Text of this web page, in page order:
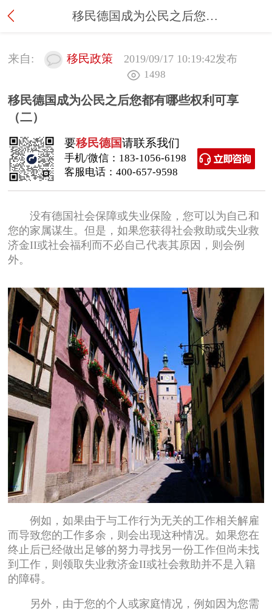
移民德国成为公民之后您都有哪些权利可享（二）
来自: 移民政策 2019/09/17 10:19:42发布
1498
移民德国成为公民之后您都有哪些权利可享
（二）
要移民德国请联系我们
手机/微信： 183-1056-6198
客服电话： 400-657-9598
没有德国社会保障或失业保险，您可以为自己和
您的家属谋生。但是，如果您获得社会救助或失业救
济金II或社会福利而不必自己代表其原因，则会例
外。
例如，如果由于与工作行为无关的工作相关解雇
而导致您的工作多余，则会出现这种情况。如果您在
终止后已经做出足够的努力寻找另一份工作但尚未找
到工作，则领取失业救济金II或社会救助并不是入籍
的障碍。
另外，由于您的个人或家庭情况，例如因为您需